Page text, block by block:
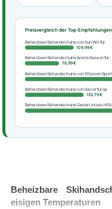
Preisvergleich der Top-Empfehlungen
Beheizbare Skihandschuhe von Sun Will für
109,99 €
Beheizbare Skihandschuhe Aroma Season für
76,99 €
Beheizbare Skihandschuhe von 30seven Sport
Beheizbare Skihandschuhe von Savior für op
132,79 €
Beheizbare Skihandschuhe Zanier Unisex HEA
Beheizbare
eisigen Temperaturen